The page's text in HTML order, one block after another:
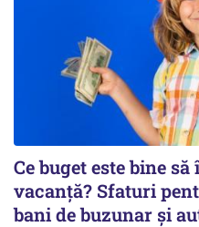
Ce buget este bine
vacanță? Sfaturi
bani de buzunar și